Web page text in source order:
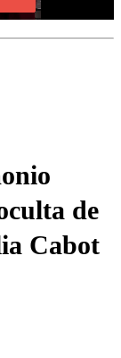
de
Cabot